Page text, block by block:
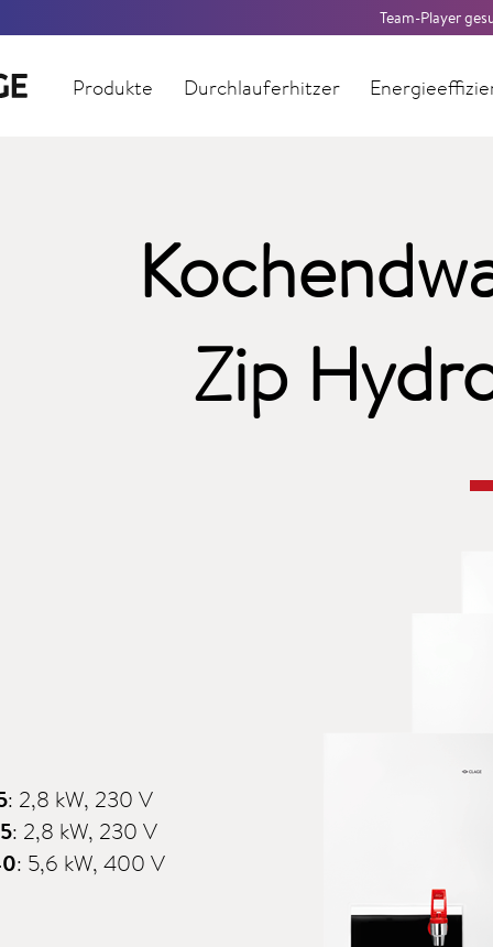
Team-Player
Produkte Durchlauferhitzer
Zip
: 2,8 kW, 230 V
: 2,8 kW, 230 V
: 5,6 kW, 400 V